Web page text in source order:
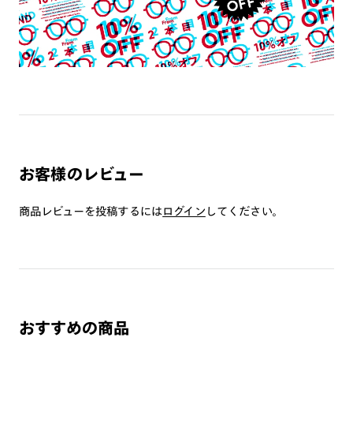
・トンネルや暗いところでは使用しないで下さい。
・高温の場所での使用・保管はしないで下さい。
・通常使用での有害な紫外線を防ぐ事は出来ますが、溶接など
の遮光レンズとして使用しないで下さい。
加されます。
交換代のみとなります。
・搭載レンズ以外への交換は店舗でのみ可能です。ご購入され
・レンズ交換された場合、現在搭載されているレンズとは異な
お客様のレビュー
商品レビューを投稿するには ログイン してください。
おすすめの商品